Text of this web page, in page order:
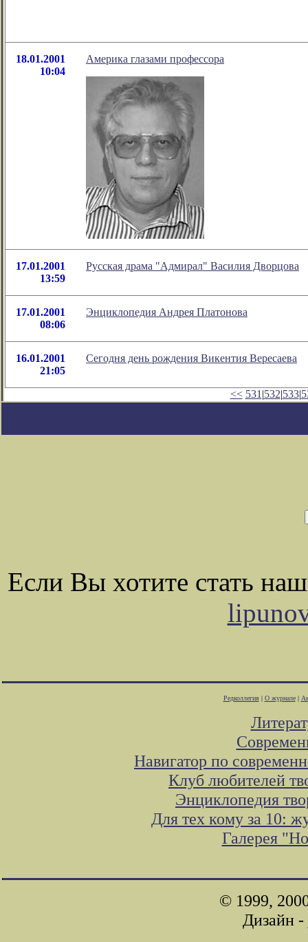
18.01.2001
10:04
Америка глазами профессора
17.01.2001
13:59
Русская драма "Адмирал" Василия Дворцова
17.01.2001
08:06
Энциклопедия Андрея Платонова
16.01.2001
21:05
Сегодня день рождения Викентия Вересаева
<< 531 |532|533|
Если Вы хотите стать
Редколлегия| О журнале|
Навигатор по
Клуб любителей
Энциклопедия
Для тех кому за 10:
Галерея
© 1999,
Дизайн -